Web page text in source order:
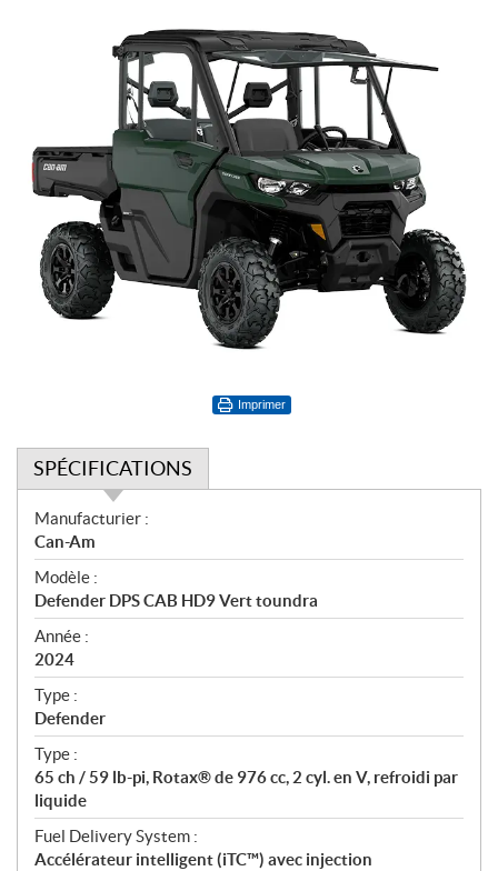
Imprimer
SPÉCIFICATIONS
S
p
é
c
i
f
i
c
a
t
i
o
n
s
Manufacturier :
Can-Am
Modèle :
Defender DPS CAB HD9 Vert toundra
Année :
2024
Type :
Defender
Type :
65 ch / 59 lb-pi, Rotax® de 976 cc, 2 cyl. en V, refroidi par
liquide
Fuel Delivery System :
Accélérateur intelligent (iTC™) avec injection